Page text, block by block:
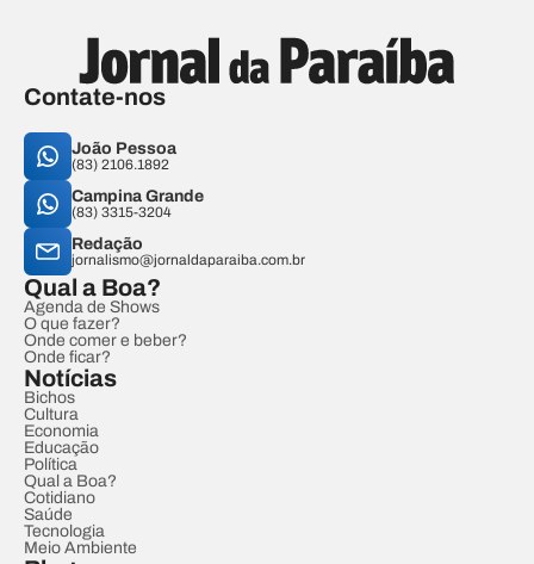
Contate-nos
João Pessoa
(83) 2106.1892
Campina Grande
(83) 3315-3204
Redação
jornalismo@jornaldaparaiba.com.br
Qual a Boa?
Agenda de Shows
O que fazer?
Onde comer e beber?
Onde ficar?
Notícias
Bichos
Cultura
Economia
Educação
Política
Qual a Boa?
Cotidiano
Saúde
Tecnologia
Meio Ambiente